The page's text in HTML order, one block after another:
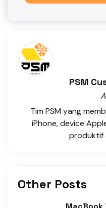
PSM
Tim PSM yang
iPhone, device
produktif
Other Posts